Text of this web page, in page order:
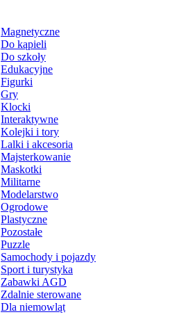
Magnetyczne
Do kąpieli
Do szkoły
Edukacyjne
Figurki
Gry
Klocki
Interaktywne
Kolejki i tory
Lalki i akcesoria
Majsterkowanie
Maskotki
Militarne
Modelarstwo
Ogrodowe
Plastyczne
Pozostałe
Puzzle
Samochody i pojazdy
Sport i turystyka
Zabawki AGD
Zdalnie sterowane
Dla niemowląt